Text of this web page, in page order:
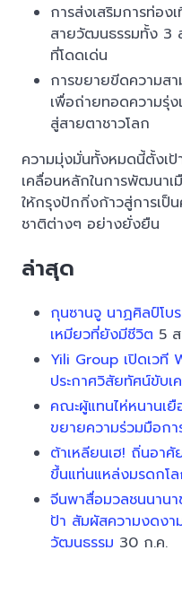
การส่งเสริมการท่อง
สายวัฒนธรรมทั้ง 3
ที่โดดเด่น
การขยายขีดความส
เพื่อถ่ายทอดความรุ่
สู่สายตาชาวโลก
ความมุ่งมั่นทั้งหมดนี้ตั้งเป้
เคลื่อนหลักในการพัฒนา
ให้กรุงปักกิ่งก้าวสู่การเป็
ชาติต่างๆ อย่างยั่งยืน
ล่าสุด
กุนซานจู นาฏศิลป์โบ
เหมียวที่ยังมีชีวิต 5
Yili Group เปิดเวที
ประกาศวิสัยทัศน์ขับ
คณะผู้แทนไห่หนานเยื
ขยายความร่วมมือกา
ต้าเหลียนเฮ! ถิ่นอา
ขึ้นแท่นแหล่งมรดกโ
จีนพาสื่อมวลชนนาน
ป้า สัมผัสความงดงา
วัฒนธรรม 30 ก.ค.